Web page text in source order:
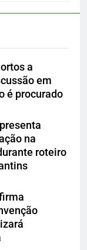
a
em
é procurado
na
roteiro